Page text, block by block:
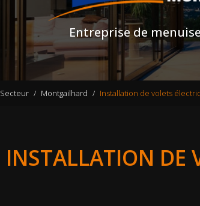
Entreprise de
Secteur Montgailhard Installation de volets
INSTALLATION DE